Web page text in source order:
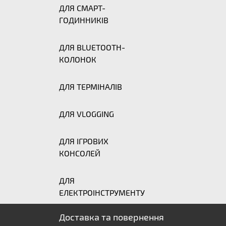
ДЛЯ СМАРТ-
ГОДИННИКІВ
ДЛЯ BLUETOOTH-
КОЛОНОК
ДЛЯ ТЕРМІНАЛІВ
ДЛЯ VLOGGING
ДЛЯ ІГРОВИХ
КОНСОЛЕЙ
ДЛЯ
ЕЛЕКТРОІНСТРУМЕНТУ
Доставка та повернення